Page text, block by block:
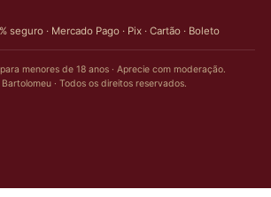
seguro · Mercado Pago · Pix · Cartão · Boleto
menores de 18 anos · Aprecie com moderação.
· Todos os direitos reservados.